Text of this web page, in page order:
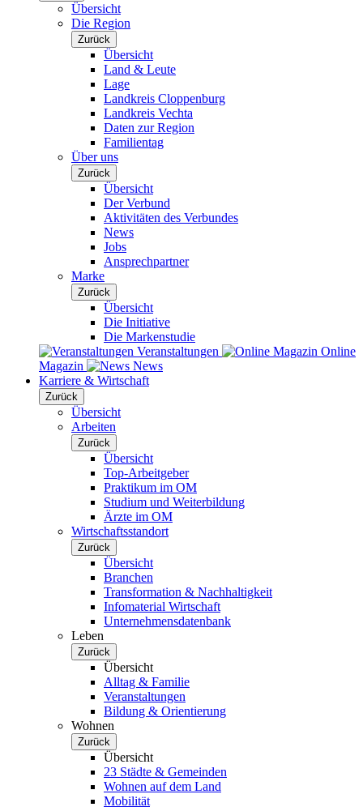
Übersicht
Die Region
Zurück
Übersicht
Land & Leute
Lage
Landkreis Cloppenburg
Landkreis Vechta
Daten zur Region
Familientag
Über uns
Zurück
Übersicht
Der Verbund
Aktivitäten des Verbundes
News
Jobs
Ansprechpartner
Marke
Zurück
Übersicht
Die Initiative
Die Markenstudie
Veranstaltungen
Online
Magazin
News
Karriere & Wirtschaft
Zurück
Übersicht
Arbeiten
Zurück
Übersicht
Top-Arbeitgeber
Praktikum im OM
Studium und Weiterbildung
Ärzte im OM
Wirtschaftsstandort
Zurück
Übersicht
Branchen
Transformation & Nachhaltigkeit
Infomaterial Wirtschaft
Unternehmensdatenbank
Leben
Zurück
Übersicht
Alltag & Familie
Veranstaltungen
Bildung & Orientierung
Wohnen
Zurück
Übersicht
23 Städte & Gemeinden
Wohnen auf dem Land
Mobilität